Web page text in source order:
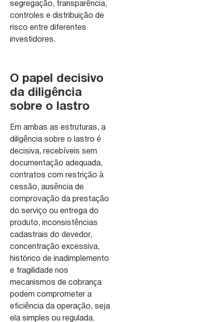
segregação, transparência,
controles e distribuição de
risco entre diferentes
investidores.
O papel decisivo
da diligência
sobre o lastro
Em ambas as estruturas, a
diligência sobre o lastro é
decisiva, recebíveis sem
documentação adequada,
contratos com restrição à
cessão, ausência de
comprovação da prestação
do serviço ou entrega do
produto, inconsistências
cadastrais do devedor,
concentração excessiva,
histórico de inadimplemento
e fragilidade nos
mecanismos de cobrança
podem comprometer a
eficiência da operação, seja
ela simples ou regulada.